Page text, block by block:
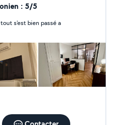
dédiée à réaliser des
vos envies et besoins.
neuve, une rénovation
spécifiques, nous
à
pose de parquet,
de meuble sur-mesure, la
de cloison ou de faux
vous garantit un
: 5/5
s'est bien passé a